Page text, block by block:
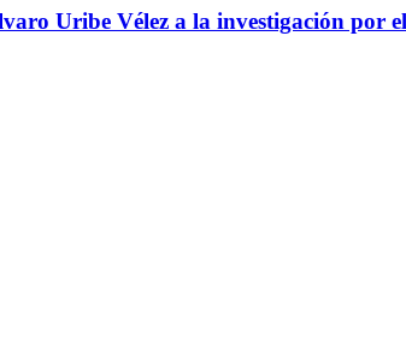
Uribe Vélez a la investigación por